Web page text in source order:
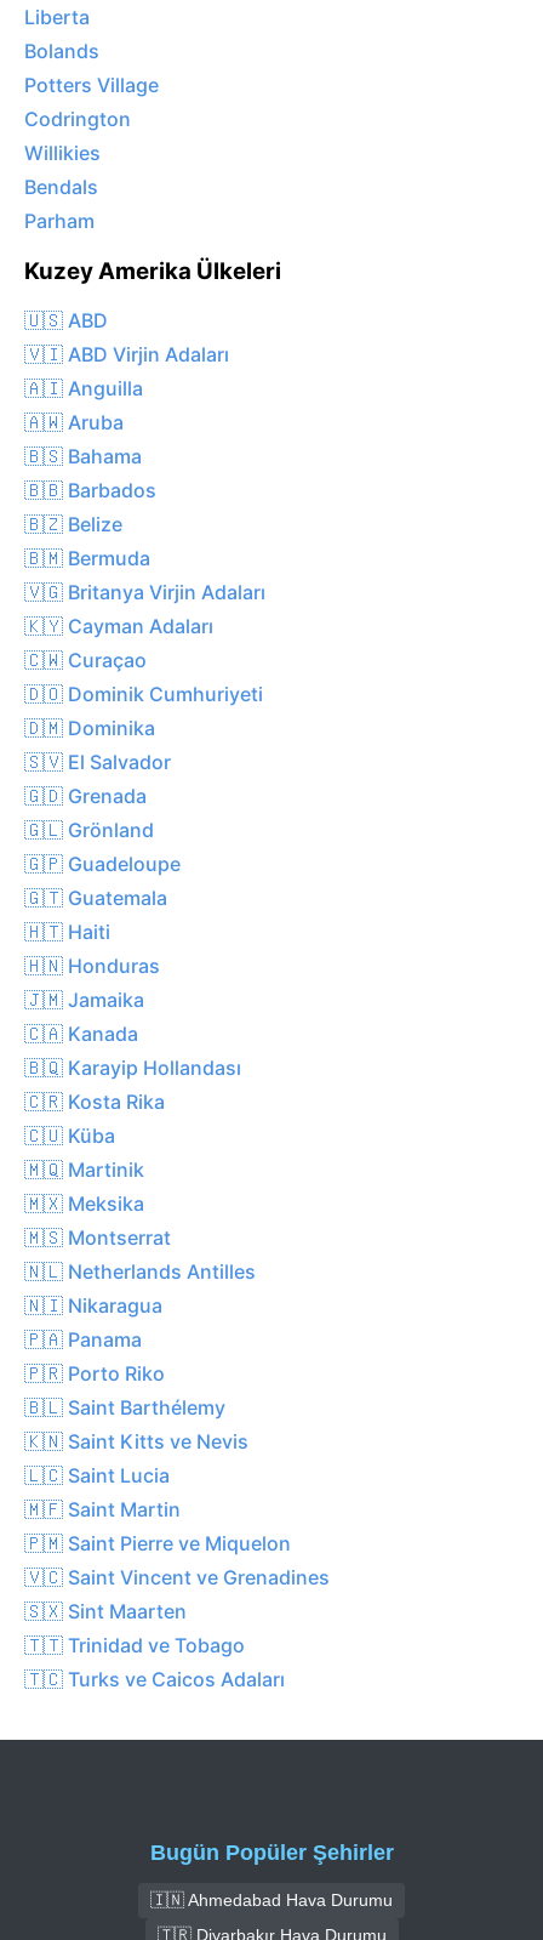
Liberta
Bolands
Potters Village
Codrington
Willikies
Bendals
Parham
Kuzey Amerika Ülkeleri
🇺🇸 ABD
🇻🇮 ABD Virjin Adaları
🇦🇮 Anguilla
🇦🇼 Aruba
🇧🇸 Bahama
🇧🇧 Barbados
🇧🇿 Belize
🇧🇲 Bermuda
🇻🇬 Britanya Virjin Adaları
🇰🇾 Cayman Adaları
🇨🇼 Curaçao
🇩🇴 Dominik Cumhuriyeti
🇩🇲 Dominika
🇸🇻 El Salvador
🇬🇩 Grenada
🇬🇱 Grönland
🇬🇵 Guadeloupe
🇬🇹 Guatemala
🇭🇹 Haiti
🇭🇳 Honduras
🇯🇲 Jamaika
🇨🇦 Kanada
🇧🇶 Karayip Hollandası
🇨🇷 Kosta Rika
🇨🇺 Küba
🇲🇶 Martinik
🇲🇽 Meksika
🇲🇸 Montserrat
🇳🇱 Netherlands Antilles
🇳🇮 Nikaragua
🇵🇦 Panama
🇵🇷 Porto Riko
🇧🇱 Saint Barthélemy
🇰🇳 Saint Kitts ve Nevis
🇱🇨 Saint Lucia
🇲🇫 Saint Martin
🇵🇲 Saint Pierre ve Miquelon
🇻🇨 Saint Vincent ve Grenadines
🇸🇽 Sint Maarten
🇹🇹 Trinidad ve Tobago
🇹🇨 Turks ve Caicos Adaları
Bugün Popüler Şehirler
🇮🇳 Ahmedabad Hava Durumu
🇹🇷 Diyarbakır Hava Durumu